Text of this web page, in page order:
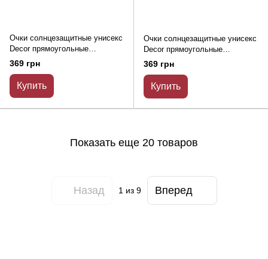
Очки солнцезащитные унисекс
Decor прямоугольные
безободковые фиолетовые
369 грн
Купить
Очки солнцезащитные унисекс
Decor прямоугольные
безободковые бежевые
369 грн
Купить
Показать еще 20 товаров
Назад 1из 9 Вперед